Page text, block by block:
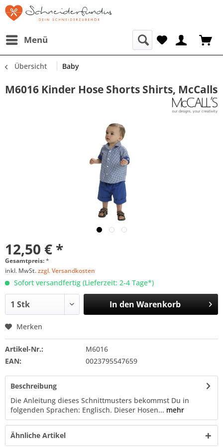
Menü
Übersicht Baby
M6016 Kinder Hose Shorts Shirts, McCalls
12,50 € *
Gesamtpreis:*
inkl. MwSt.zzgl. Versandkosten
Sofort versandfertig (Lieferzeit: 2-4 Tage*)
In den Warenkorb
Merken
Artikel-Nr.:
M6016
EAN:
0023795547659
Beschreibung
Die Anleitung dieses Schnittmusters bekommst Du in
folgenden Sprachen: Englisch. Dieser Hosen... mehr
Ähnliche Artikel